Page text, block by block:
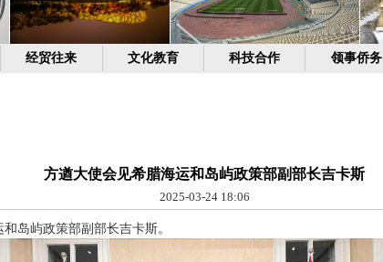
经贸往来 文化教育 科技合作 领事侨务
方遒大使会见希腊海运和岛屿政策部副部长吉卡斯
2025-03-24 18:06
岛屿政策部副部长吉卡斯。